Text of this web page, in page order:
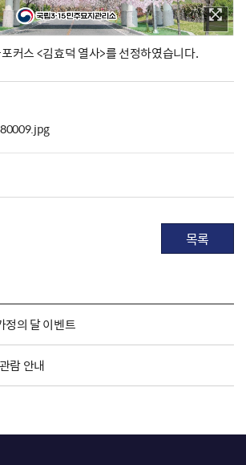
커스 <김효덕 열사>를 선정하였습니다.
목록
정의 달 이벤트
람 안내